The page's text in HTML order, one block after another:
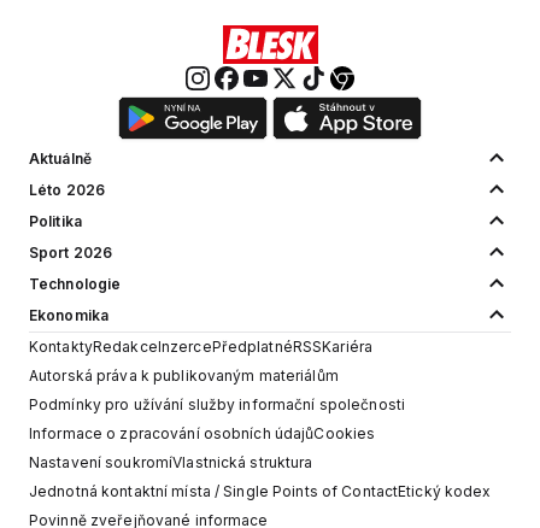
Aktuálně
Léto 2026
Politika
Sport 2026
Technologie
Ekonomika
KontaktyRedakceInzercePředplatnéRSSKariéra
Autorská práva k publikovaným materiálům
Podmínky pro užívání služby informační společnosti
Informace o zpracování osobních údajůCookies
Nastavení soukromíVlastnická struktura
Jednotná kontaktní místa / Single Points of ContactEtický kodex
Povinně zveřejňované informace